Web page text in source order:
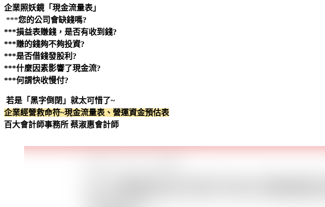
企業照妖鏡「現金流量表」
***您的公司會缺錢嗎?
***損益表賺錢，是否有收到錢?
***賺的錢夠不夠投資?
***是否借錢發股利?
***什麼因素影響了現金流?
***何謂快收慢付?
若是「黑字倒閉」就太可惜了~
企業經營救命符~現金流量表、營運資金預估表
百大會計師事務所 蔡淑惠會計師